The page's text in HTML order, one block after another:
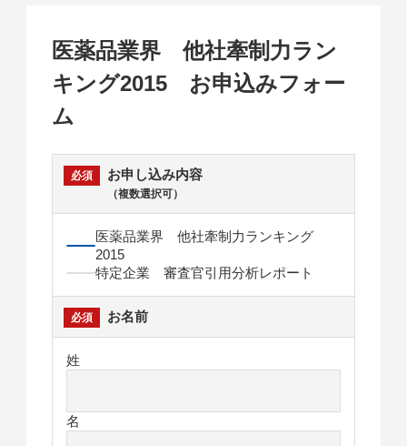
医薬品業界 他社牽制力ラン
キング2015 お申込みフォー
ム
お申し込み内容
（複数選択可）
医薬品業界 他社牽制力ランキング
2015
特定企業 審査官引用分析レポート
お名前
姓
名